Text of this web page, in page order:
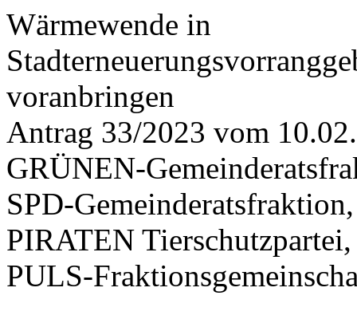
Wärmewende in
voranbringen
Antrag 33/2023 vom
GRÜNEN-
SPD-
PIRATEN Tierschutzpartei,
PULS-